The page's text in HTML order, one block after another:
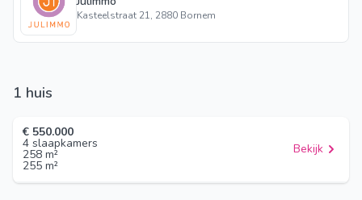
Kasteelstraat 21, 2880 Bornem
1 huis
€ 550.000
4 slaapkamers
258 m²
255 m²
Bekijk